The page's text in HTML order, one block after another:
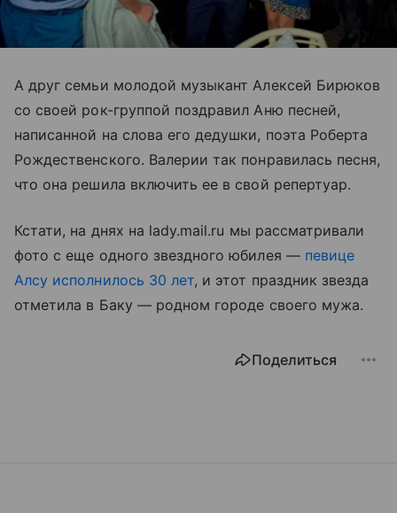
А друг семьи молодой музыкант Алексей Бирюков
со своей рок-группой поздравил Аню песней,
написанной на слова его дедушки, поэта Роберта
Рождественского. Валерии так понравилась песня,
что она решила включить ее в свой репертуар.
Кстати, на днях на lady.mail.ru мы рассматривали
фото с еще одного звездного юбилея — певице
Алсу исполнилось 30 лет, и этот праздник звезда
отметила в Баку — родном городе своего мужа.
Поделиться